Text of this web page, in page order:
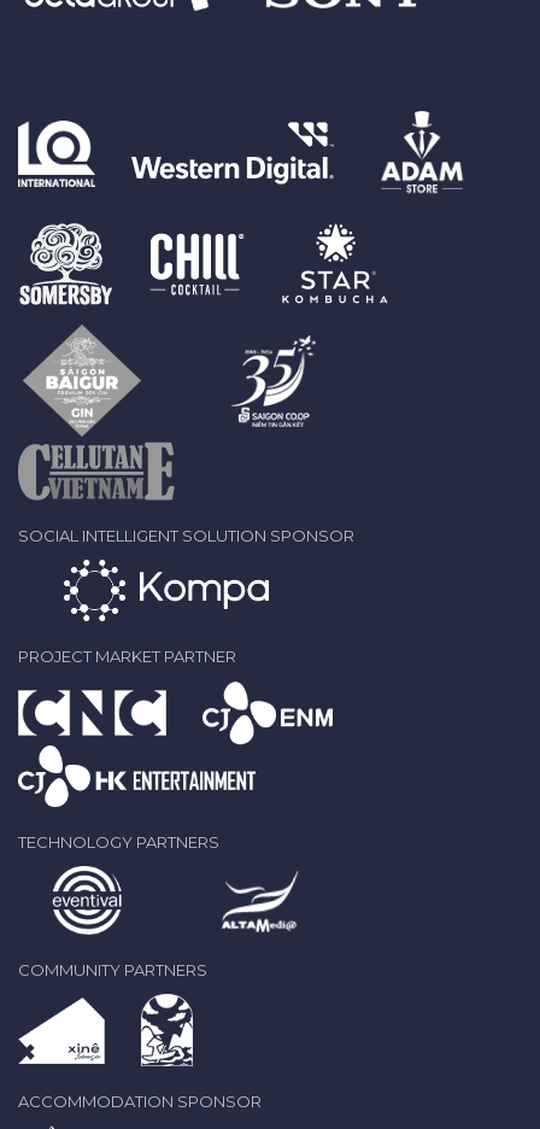
SOCIAL INTELLIGENT SOLUTION SPONSOR
PROJECT MARKET PARTNER
TECHNOLOGY PARTNERS
COMMUNITY PARTNERS
ACCOMMODATION SPONSOR